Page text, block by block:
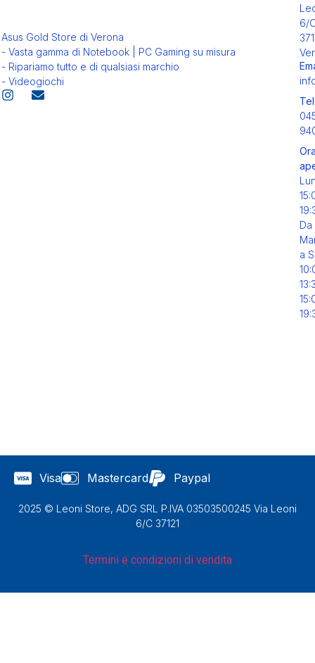
Asus Gold Store di Verona
- Vasta gamma di Notebook | PC Gaming su misura
- Ripariamo tutto e di qualsiasi marchio
- Videogiochi
6/
Da
a
Visa Mastercard Paypal
2025 © Leoni Store, ADG SRL P.IVA 03503500245 Via Leoni
6/C 37121
Termini e condizioni di vendita